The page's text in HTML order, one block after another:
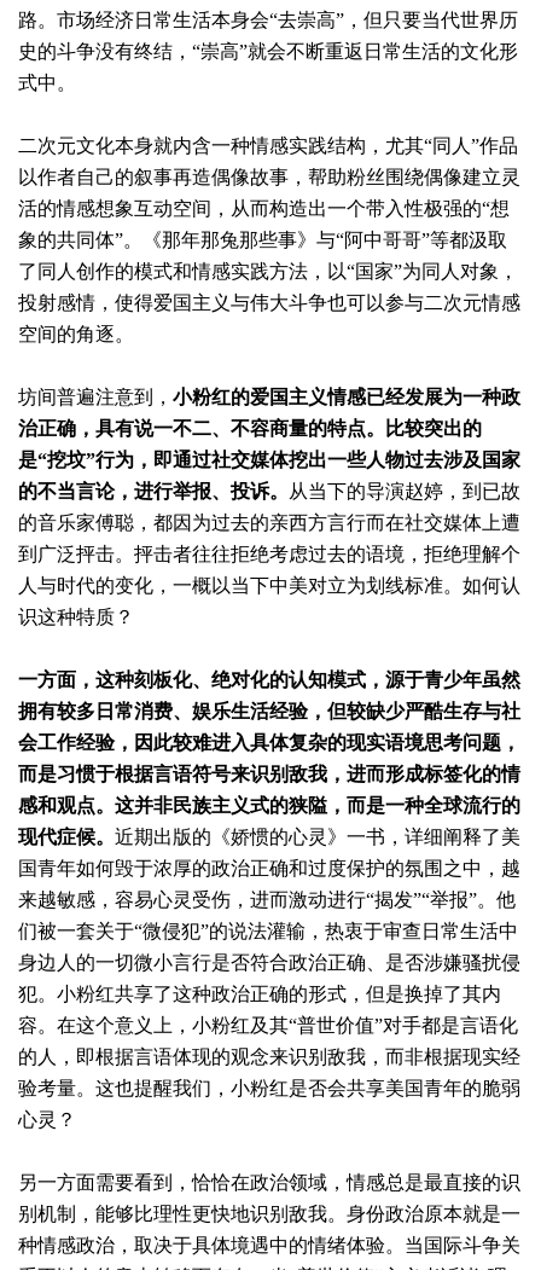
路。市场经济日常生活本身会“去崇高”，但只要当代世界历
史的斗争没有终结，“崇高”就会不断重返日常生活的文化形
式中。
二次元文化本身就内含一种情感实践结构，尤其“同人”作品
以作者自己的叙事再造偶像故事，帮助粉丝围绕偶像建立灵
活的情感想象互动空间，从而构造出一个带入性极强的“想
象的共同体”。《那年那兔那些事》与“阿中哥哥”等都汲取
了同人创作的模式和情感实践方法，以“国家”为同人对象，
投射感情，使得爱国主义与伟大斗争也可以参与二次元情感
空间的角逐。
坊间普遍注意到， 小粉红的爱国主义情感已经发展为一种政
治正确，具有说一不二、不容商量的特点。比较突出的
是“挖坟”行为，即通过社交媒体挖出一些人物过去涉及国家
的不当言论，进行举报、投诉。
从当下的导演赵婷，到已故
的音乐家傅聪，都因为过去的亲西方言行而在社交媒体上遭
到广泛抨击。抨击者往往拒绝考虑过去的语境，拒绝理解个
人与时代的变化，一概以当下中美对立为划线标准。如何认
识这种特质？
一方面，这种刻板化、绝对化的认知模式，源于青少年虽然
拥有较多日常消费、娱乐生活经验，但较缺少严酷生存与社
会工作经验，因此较难进入具体复杂的现实语境思考问题，
而是习惯于根据言语符号来识别敌我，进而形成标签化的情
感和观点。这并非民族主义式的狭隘，而是一种全球流行的
现代症候。 近期出版的《娇惯的心灵》一书，详细阐释了美
国青年如何毁于浓厚的政治正确和过度保护的氛围之中，越
来越敏感，容易心灵受伤，进而激动进行“揭发”“举报”。他
们被一套关于“微侵犯”的说法灌输，热衷于审查日常生活中
身边人的一切微小言行是否符合政治正确、是否涉嫌骚扰侵
犯。小粉红共享了这种政治正确的形式，但是换掉了其内
容。在这个意义上，小粉红及其“普世价值”对手都是言语化
的人，即根据言语体现的观念来识别敌我，而非根据现实经
验考量。这也提醒我们，小粉红是否会共享美国青年的脆弱
心灵？
另一方面需要看到，恰恰在政治领域，情感总是最直接的识
别机制，能够比理性更快地识别敌我。身份政治原本就是一
种情感政治，取决于具体境遇中的情绪体验。当国际斗争关